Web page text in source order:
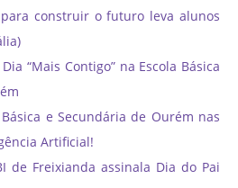
construir o futuro leva alunos
“Mais Contigo” na Escola Básica
e Secundária de Ourém nas
Artificial!
de Freixianda assinala Dia do Pai